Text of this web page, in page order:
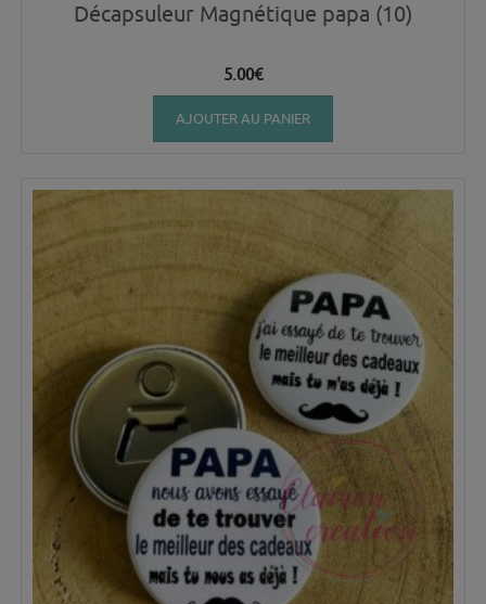
Décapsuleur Magnétique papa (10)
5.00€
AJOUTER AU PANIER